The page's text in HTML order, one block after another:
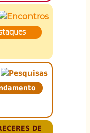
DE